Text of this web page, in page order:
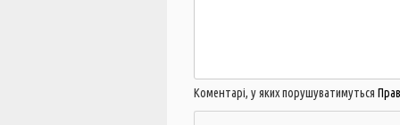
Коментарі, у яких порушуватимуться